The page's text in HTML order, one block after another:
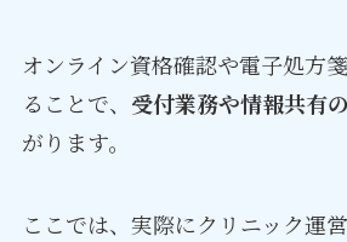
オンライン資格確認や電子処方
ることで、 受付業務や情報共有
がります。
ここでは、実際にクリニック運